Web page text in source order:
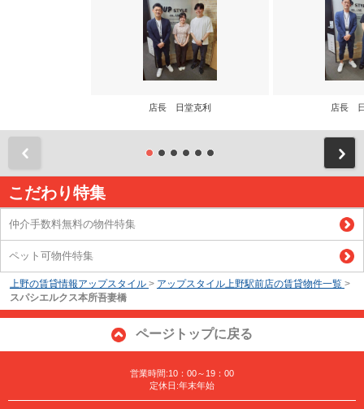
店長 日堂克利 店長
こだわり特集
仲介手数料無料の物件特集
ペット可物件特集
上野の賃貸情報アップスタイル > アップスタイル上野駅前店の賃貸物件一覧 >
スパシエルクス本所吾妻橋
ページトップに戻る
営業時間:10：00～19：00
定休日:年末年始